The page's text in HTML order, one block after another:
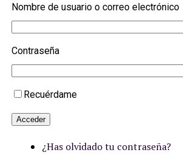
Nombre de usuario o correo electrónico
Contraseña
Recuérdame
Acceder
¿Has olvidado tu contraseña?